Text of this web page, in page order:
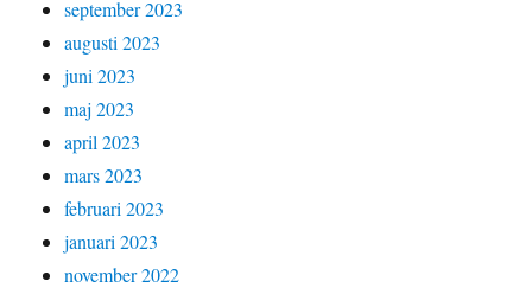
september 2023
augusti 2023
juni 2023
maj 2023
april 2023
mars 2023
februari 2023
januari 2023
november 2022